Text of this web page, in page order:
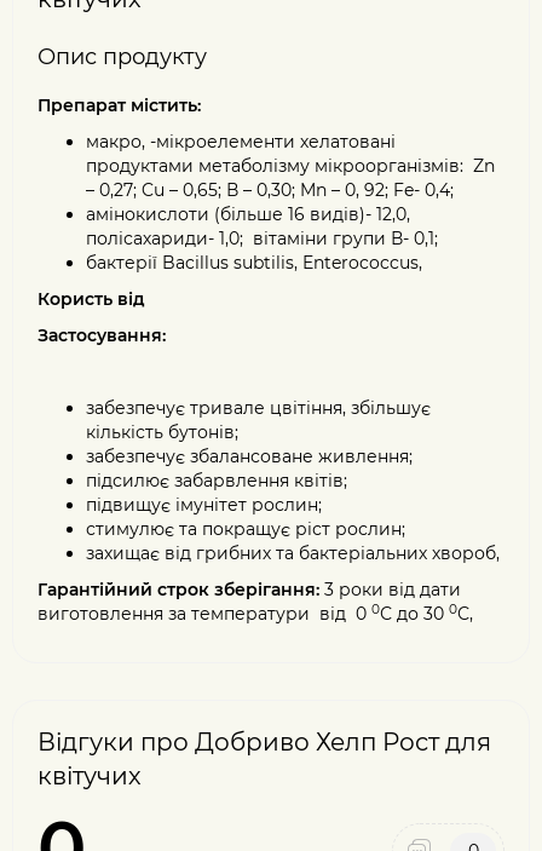
Опис продукту
Препарат містить:
макро, -мікроелементи хелатовані
продуктами метаболізму мікроорганізмів: Zn
– 0,27; Cu – 0,65; В – 0,30; Mn – 0, 92; Fe- 0,4;
амінокислоти (більше 16 видів)- 12,0,
полісахариди- 1,0; вітаміни групи В- 0,1;
бактерії Bacіllus subtilis, Enterococcus,
Користь від
Застосування:
забезпечує тривале цвітіння, збільшує
кількість бутонів;
забезпечує збалансоване живлення;
підсилює забарвлення квітів;
підвищує імунітет рослин;
стимулює та покращує ріст рослин;
захищає від грибних та бактеріальних хвороб,
Гарантійний строк зберігання: 3 роки від дати
виготовлення за температури від 0 0С до 30 0С,
Відгуки про Добриво Хелп Рост для
квітучих